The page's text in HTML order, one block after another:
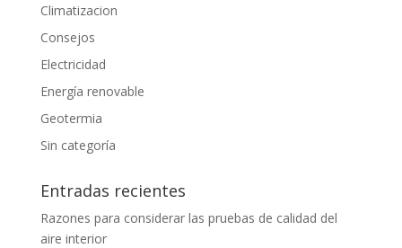
Climatizacion
Consejos
Electricidad
Energía renovable
Geotermia
Sin categoría
Entradas recientes
Razones para considerar las pruebas de calidad del
aire interior